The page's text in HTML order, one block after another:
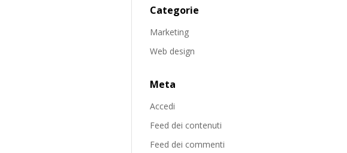
Categorie
Marketing
Web design
Meta
Accedi
Feed dei contenuti
Feed dei commenti